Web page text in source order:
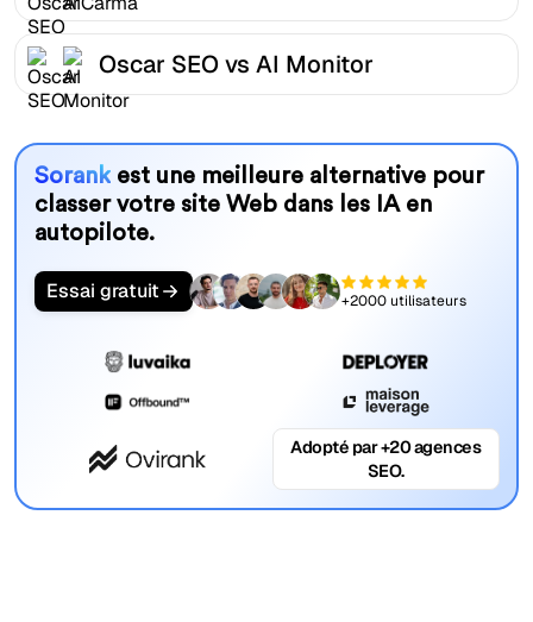
Oscar SEO vs AI Monitor
Sorankest une meilleure alternative pour
classer votre site Web dans les IA en
autopilote.
Essai gratuit +2000 utilisateurs
Adopté par +20 agences
SEO.